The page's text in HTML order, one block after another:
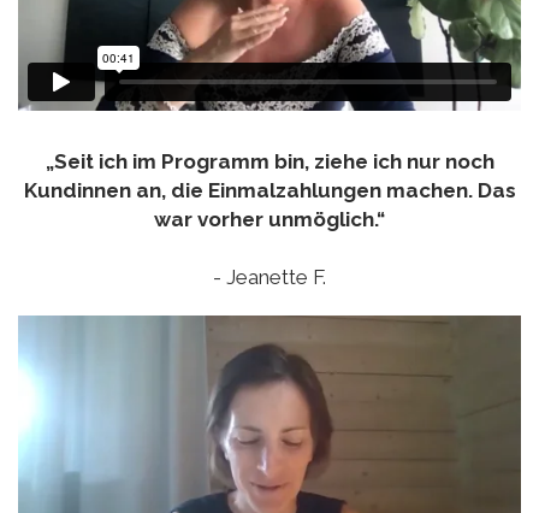
„Seit ich im Programm bin, ziehe ich nur noch
Kundinnen an, die Einmalzahlungen machen. Das
war vorher unmöglich.“
- Jeanette F.